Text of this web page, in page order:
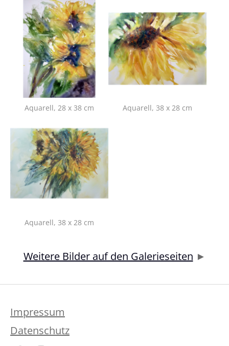
Show larger version for:
Aquarell, 28 x 38 cm Aquarell, 38 x 28 cm
Aquarell, 38 x 28 cm
Weitere Bilder auf den Galerieseiten ►
Impressum
Datenschutz